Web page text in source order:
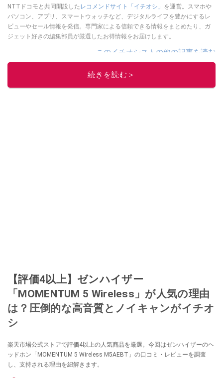
NTTドコモと共同開設した レコメンドサイト「イチオシ」 を運営。スマホや
パソコン、アプリ、スマートウォッチなど、デジタルライフを豊かにするレ
ビューやセール情報を発信。専門家による信頼できる情報をまとめたり、ガ
ジェット好きの編集部員が厳選したお得情報をお届けします。
このイチオシストの他の記事を読む
続きを読む＞
【評価4以上】ゼンハイザー
「MOMENTUM 5 Wireless」が人気の理由
は？圧倒的な高音質とノイキャンがイチオ
シ
楽天市場公式ストアで評価4以上の人気商品を厳選。今回はゼンハイザーのヘ
ッドホン「MOMENTUM 5 Wireless M5AEBT」の口コミ・レビューを調査
し、支持される理由を紐解きます。